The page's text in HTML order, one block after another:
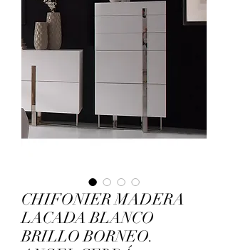
CHIFONIER MADERA
LACADA BLANCO
BRILLO BORNEO.